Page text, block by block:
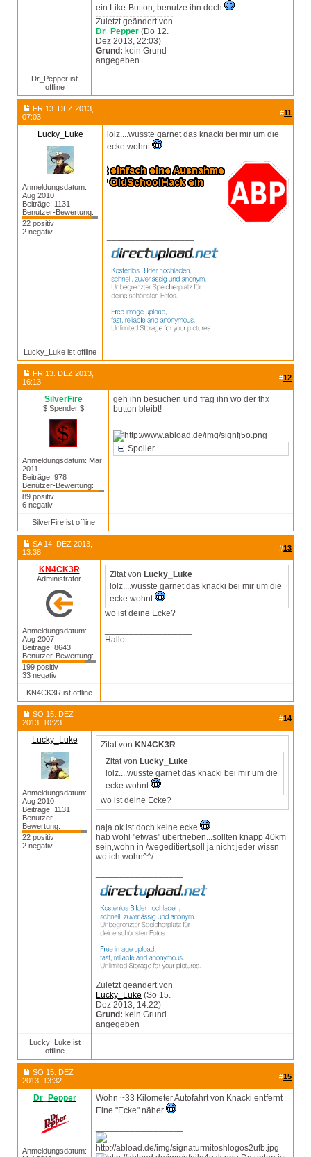
ein Like-Button, benutze ihn doch
Zuletzt geändert von
Dr_Pepper (Do 12.
Dez 2013, 22:03)
Grund: kein Grund
angegeben
Dr_Pepper ist
offline
FR 13. DEZ 2013,
07:03
#11
Lucky_Luke
Anmeldungsdatum:
Aug 2010
Beiträge: 1131
Benutzer-Bewertung:
22 positiv
2 negativ
lolz....wusste garnet das knacki bei mir um die
ecke wohnt
Lucky_Luke ist offline
FR 13. DEZ 2013,
16:13
#12
SilverFire
$ Spender $
Anmeldungsdatum: Mär
2011
Beiträge: 978
Benutzer-Bewertung:
89 positiv
6 negativ
geh ihn besuchen und frag ihn wo der thx
button bleibt!
Spoiler
SilverFire ist offline
SA 14. DEZ 2013,
13:38
#13
KN4CK3R
Administrator
Anmeldungsdatum:
Aug 2007
Beiträge: 8643
Benutzer-Bewertung:
199 positiv
33 negativ
Zitat von Lucky_Luke
lolz....wusste garnet das knacki bei mir um die
ecke wohnt
wo ist deine Ecke?
Hallo
KN4CK3R ist offline
SO 15. DEZ
2013, 10:23
#14
Lucky_Luke
Anmeldungsdatum:
Aug 2010
Beiträge: 1131
Benutzer-
Bewertung:
22 positiv
2 negativ
Zitat von KN4CK3R
Zitat von Lucky_Luke
lolz....wusste garnet das knacki bei mir um die
ecke wohnt
wo ist deine Ecke?
naja ok ist doch keine ecke
hab wohl "etwas" übertrieben...sollten knapp 40km
sein,wohn in /wegeditiert,soll ja nicht jeder wissn
wo ich wohn^^/
Zuletzt geändert von
Lucky_Luke (So 15.
Dez 2013, 14:22)
Grund: kein Grund
angegeben
Lucky_Luke ist
offline
SO 15. DEZ
2013, 13:32
#15
Dr_Pepper
Anmeldungsdatum:
Wohn ~33 Kilometer Autofahrt von Knacki entfernt
Eine "Ecke" näher